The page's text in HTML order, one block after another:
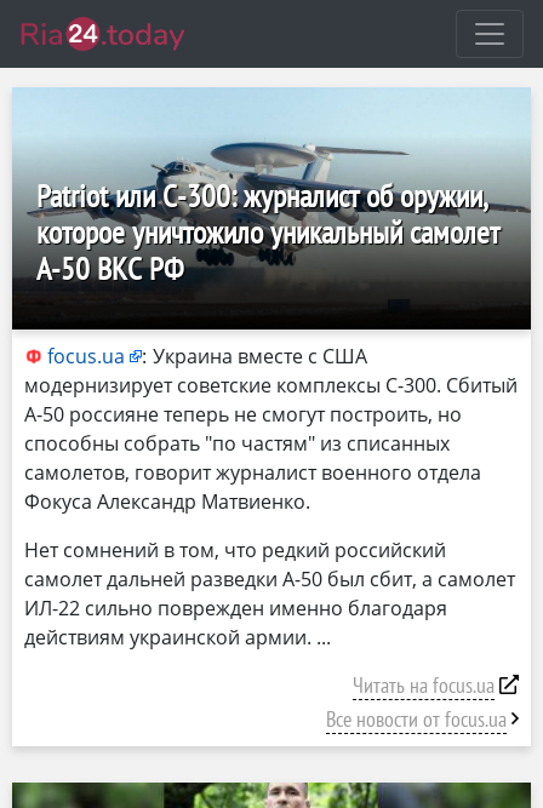
Patriot или С-300: журналист об оружии,
которое уничтожило уникальный самолет
А-50 ВКС РФ
focus.ua : Украина вместе с США
модернизирует советские комплексы С-300. Сбитый
А-50 россияне теперь не смогут построить, но
способны собрать "по частям" из списанных
самолетов, говорит журналист военного отдела
Фокуса Александр Матвиенко.
Нет сомнений в том, что редкий российский
самолет дальней разведки А-50 был сбит, а самолет
ИЛ-22 сильно поврежден именно благодаря
действиям украинской армии.
Читать на focus.ua
Все новости от focus.ua